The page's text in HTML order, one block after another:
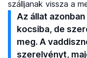
szálljanak vissza a
Az állat
kocsiba, de
meg. A
szerelvényt,